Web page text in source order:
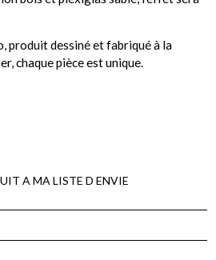
produit dessiné et fabriqué à la
chaque pièce est unique.
A MA LISTE D ENVIE